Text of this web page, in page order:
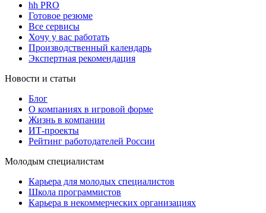
hh PRO
Готовое резюме
Все сервисы
Хочу у вас работать
Производственный календарь
Экспертная рекомендация
Новости и статьи
Блог
О компаниях в игровой форме
Жизнь в компании
ИТ-проекты
Рейтинг работодателей России
Молодым специалистам
Карьера для молодых специалистов
Школа программистов
Карьера в некоммерческих организациях